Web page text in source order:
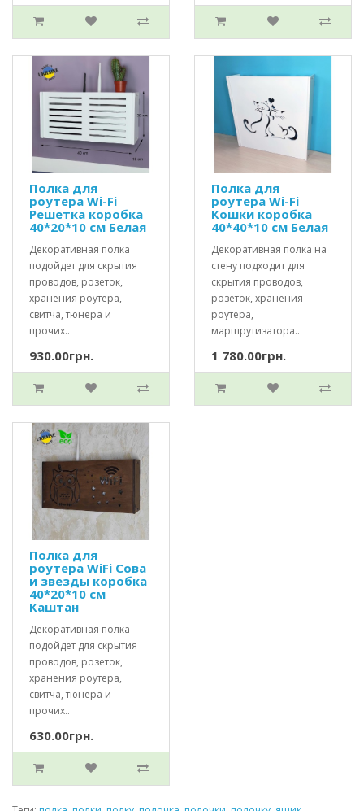
Полка для
роутера Wi-Fi
Решетка коробка
40*20*10 см Белая
Декоративная полка
подойдет для скрытия
проводов, розеток,
хранения роутера,
свитча, тюнера и
прочих..
930.00грн.
Полка для
роутера Wi-Fi
Кошки коробка
40*40*10 см Белая
Декоративная полка на
стену подходит для
скрытия проводов,
розеток, хранения
роутера,
маршрутизатора..
1 780.00грн.
Полка для
роутера WiFi Сова
и звезды коробка
40*20*10 см
Каштан
Декоративная полка
подойдет для скрытия
проводов, розеток,
хранения роутера,
свитча, тюнера и
прочих..
630.00грн.